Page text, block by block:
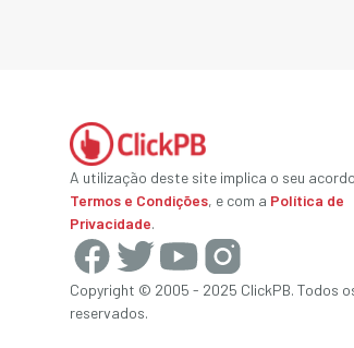
A utilização deste site implica o seu
Termos e Condições, e com a Política de
Privacidade.
Copyright © 2005 - 2025 ClickPB. Todos
reservados.